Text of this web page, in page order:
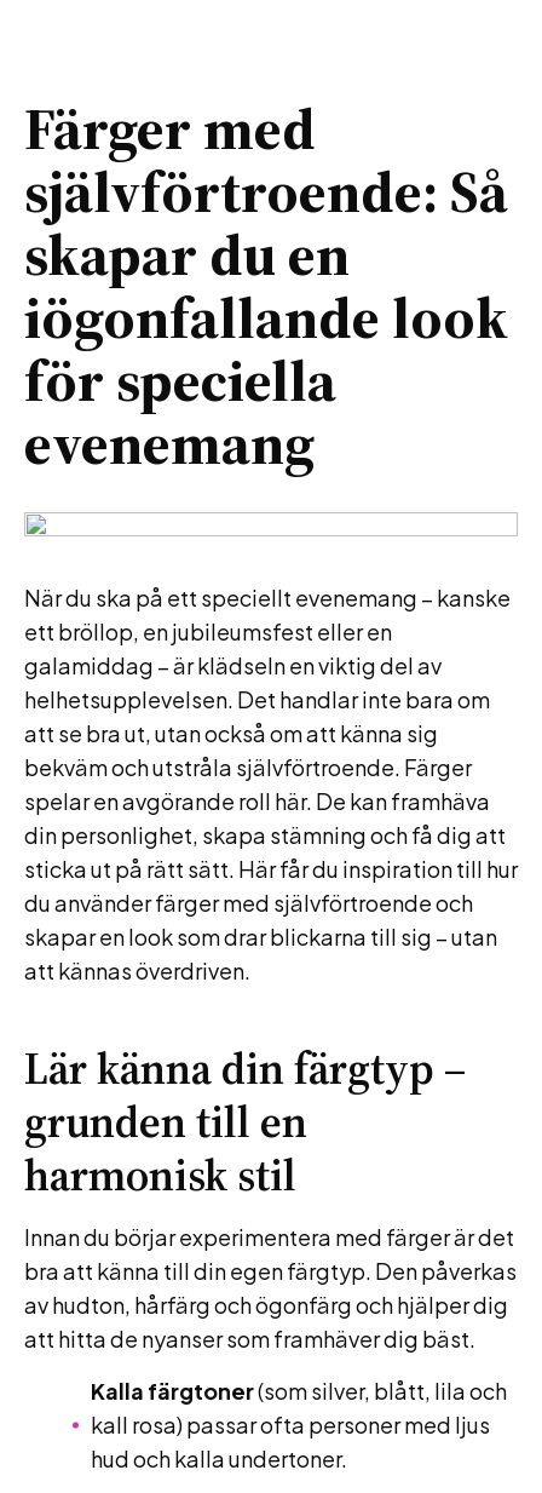
Färger med
självförtroende: Så
skapar du en
iögonfallande look
för speciella
evenemang
När du ska på ett speciellt evenemang – kanske
ett bröllop, en jubileumsfest eller en
galamiddag – är klädseln en viktig del av
helhetsupplevelsen. Det handlar inte bara om
att se bra ut, utan också om att känna sig
bekväm och utstråla självförtroende. Färger
spelar en avgörande roll här. De kan framhäva
din personlighet, skapa stämning och få dig att
sticka ut på rätt sätt. Här får du inspiration till hur
du använder färger med självförtroende och
skapar en look som drar blickarna till sig – utan
att kännas överdriven.
Lär känna din färgtyp –
grunden till en
harmonisk stil
Innan du börjar experimentera med färger är det
bra att känna till din egen färgtyp. Den påverkas
av hudton, hårfärg och ögonfärg och hjälper dig
att hitta de nyanser som framhäver dig bäst.
Kalla färgtoner(som silver, blått, lila och
kall rosa) passar ofta personer med ljus
hud och kalla undertoner.